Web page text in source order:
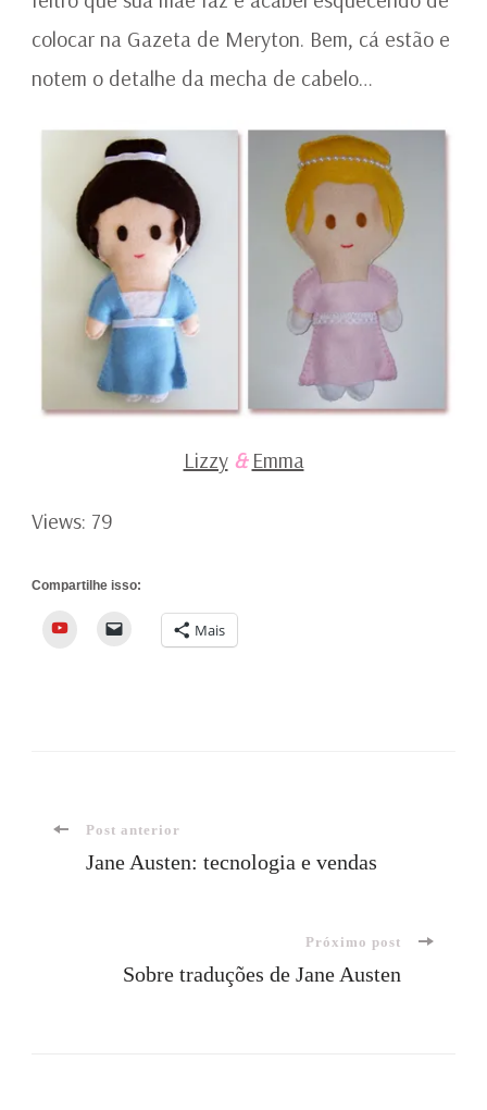
colocar na Gazeta de Meryton. Bem, cá estão e
notem o detalhe da mecha de cabelo…
Lizzy & Emma
Views: 79
Compartilhe isso:
YouTube Mais
Navegação
Post anterior
Jane Austen: tecnologia e vendas
Próximo post
Sobre traduções de Jane Austen